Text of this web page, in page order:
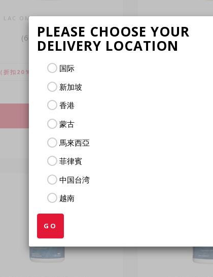
PLEASE CHOOSE YOUR
DELIVERY LOCATION
国际
新加坡
香港
蒙古
馬來西亞
菲律賓
中国台湾
越南
GO
LAC OMEGAS & FISH OIL
三强鱼油
(60肠溶软胶囊)
（折扣20％）
比较
LAC
三
(120 肠